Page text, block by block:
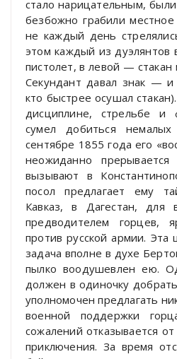
стало нарицательным,
безбожно грабили
не каждый день
этом каждый из дуэлянтов
пистолет, в левой —
Секундант давал знак — и
кто быстрее осушал
дисциплине, стрельбе и
сумел добиться
сентябре 1855 года его
неожиданно
вызывают в
посол предлагает ему
Кавказ, в Дагестан, для
предводителем горцев,
против русской армии. Эта
задача вполне в духе
пылко воодушевлен ею.
должен в одиночку
уполномочен предлагать
военной поддержки
сожалений отказывается
приключения. За время